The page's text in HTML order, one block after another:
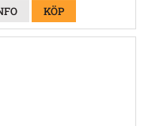
KÖP